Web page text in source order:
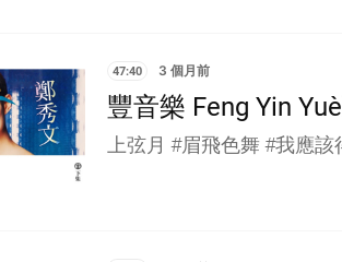
47:40 3 個月前
豐音樂 Feng Yin Yue
上弦月 #眉飛色舞 #我應